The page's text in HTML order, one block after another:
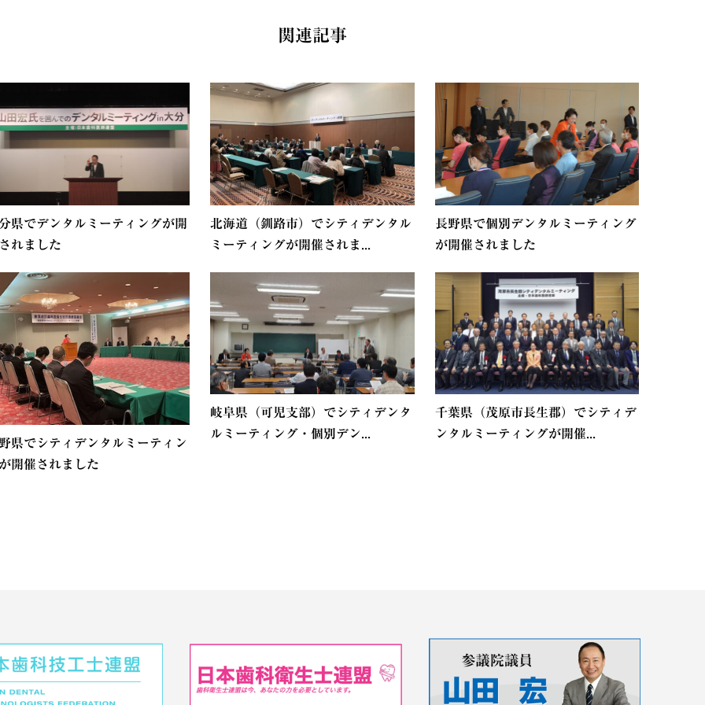
関連記事
県でデンタルミーティングが開
れました
北海道（釧路市）でシティデンタル
ミーティングが開催されま...
長野県で個別デンタルミーティング
が開催されました
県でシティデンタルミーティン
開催されました
岐阜県（可児支部）でシティデンタ
ルミーティング・個別デン...
千葉県（茂原市長生郡）でシティデ
ンタルミーティングが開催...